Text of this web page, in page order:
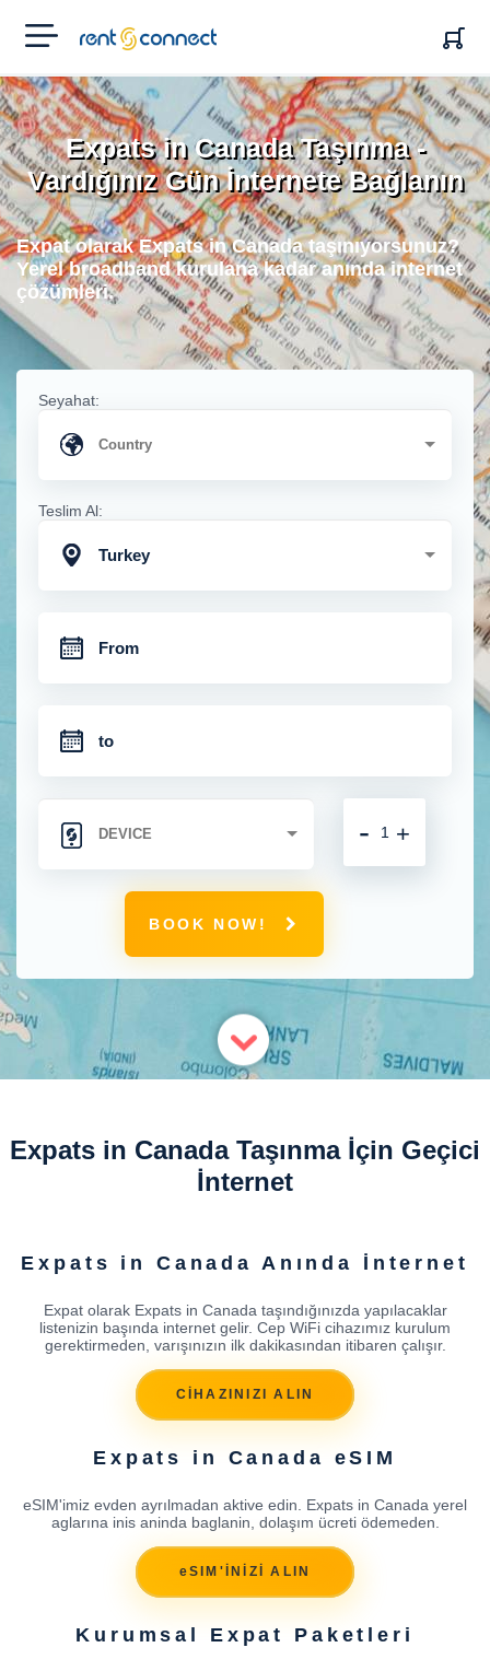
RENT'N
CONNECT
Expats in Canada Taşınma -
Vardığınız Gün İnternete Bağlanın
Expat olarak Expats in Canada taşınıyorsunuz?
Yerel broadband kurulana kadar anında internet
çözümleri.
Seyahat:
Teslim Al:
Turkey
+
-
BOOK NOW!
Expats in Canada Taşınma İçin Geçici
İnternet
Expats in Canada Anında İnternet
Expat olarak Expats in Canada taşındığınızda yapılacaklar
listenizin başında internet gelir. Cep WiFi cihazımız kurulum
gerektirmeden, varışınızın ilk dakikasından itibaren çalışır.
CİHAZINIZI ALIN
Expats in Canada eSIM
eSIM'imiz evden ayrılmadan aktive edin. Expats in Canada yerel
aglarına inis aninda baglanin, dolaşım ücreti ödemeden.
eSIM'İNİZİ ALIN
Kurumsal Expat Paketleri